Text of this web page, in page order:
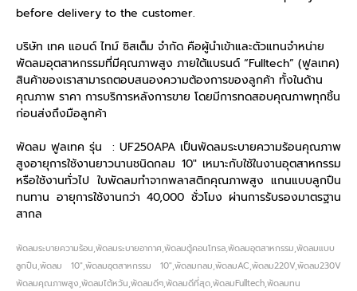
before delivery to the customer.
บริษัท เทค แอนด์ ไทม์ ซิสเต็ม จำกัด คือผู้นำเข้าและตัวแทนจำหน่าย
พัดลมอุตสาหกรรมที่มีคุณภาพสูง ภายใต้แบรนด์ “Fulltech” (ฟูลเทค)
สินค้าของเราสามารถตอบสนองความต้องการของลูกค้า ทั้งในด้าน
คุณภาพ ราคา การบริการหลังการขาย โดยมีการทดสอบคุณภาพทุกชิ้น
ก่อนส่งถึงมือลูกค้า
พัดลม ฟูลเทค รุ่น : UF250APA เป็นพัดลมระบายความร้อนคุณภาพ
สูงอายุการใช้งานยาวนานชนิดกลม 10″ เหมาะกับใช้ในงานอุตสาหกรรม
หรือใช้งานทั่วไป ใบพัดลมทำจากพลาสติกคุณภาพสูง แกนแบบลูกปืน
ทนทาน อายุการใช้งานกว่า 40,000 ชั่วโมง ผ่านการรับรองมาตรฐาน
สากล
พัดลมระบายความร้อน,พัดลมระบายอากาศ,พัดลมตู้คอนโทรล,พัดลมอุตสาหกรรม,พัดลมแบบ
ลูกปืน,พัดลม 10″,พัดลมอุตสาหกรรม 10″,พัดลมกลม,พัดลมAC,พัดลม220V,พัดลม230V
พัดลมคุณภาพสูง,พัดลมไต้หวัน,พัดลมดีๆ,พัดลมดีที่สุด,พัดลมFulltech,พัดลมทน